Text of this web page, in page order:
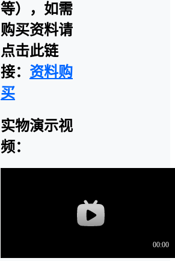
等），如需
购买资料请
点击此链
接： 资料购
买
实物演示视
频：